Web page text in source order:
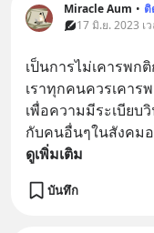
Miracle Aum •
17 มิ.ย. 2023 เ
เป็นการไม่เคารพก
เราทุกคนควรเคาร
เพื่อความมีระเบียบ
กับคนอื่นๆในสังคม
ดูเพิ่มเติม
บันทึก